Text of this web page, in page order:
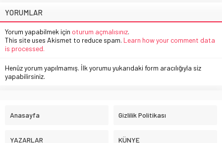
YORUMLAR
Yorum yapabilmek için oturum açmalısınız.
This site uses Akismet to reduce spam. Learn how your comment data
is processed.
Henüz yorum yapılmamış. İlk yorumu yukarıdaki form aracılığıyla siz
yapabilirsiniz.
Anasayfa Gizlilik Politikası
YAZARLAR KÜNYE